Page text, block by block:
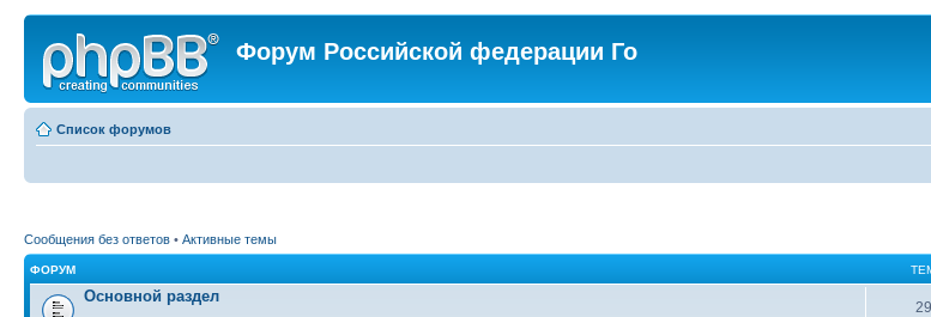
Форум Российской федерации Го
Список форумов
Сообщения без ответов • Активные темы
ФОРУМ
Основной раздел